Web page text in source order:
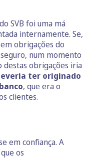
SVB foi uma má
internamente. Se,
obrigações do
num momento
destas obrigações iria
ter originado
, que era o
clientes.
em confiança. A
os